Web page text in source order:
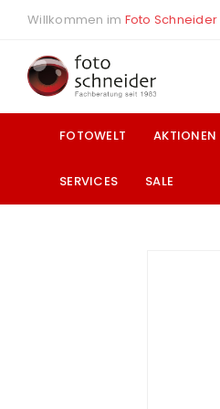
Willkommen im Foto Schneider
FOTOWELT AKTIONEN
SERVICES SALE